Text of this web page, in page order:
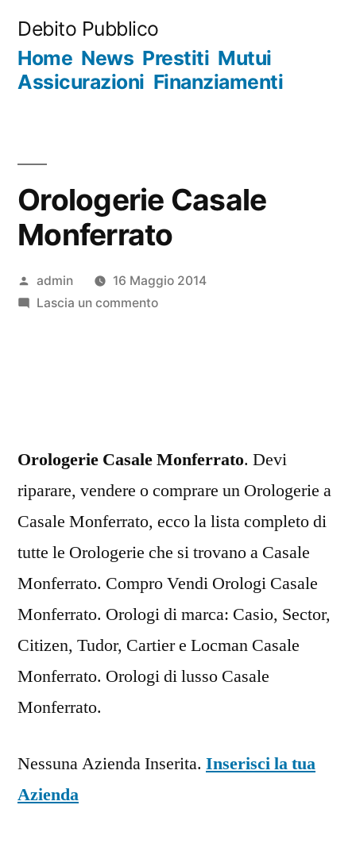
contenuto
Debito Pubblico
Home News Prestiti Mutui
Assicurazioni Finanziamenti
Orologerie Casale
Monferrato
Pubblicato
da
admin
16 Maggio 2014
Lascia un commentosu
Orologerie Casale Monferrato. Devi
riparare, vendere o comprare un Orologerie a
Casale Monferrato, ecco la lista completo di
tutte le Orologerie che si trovano a Casale
Monferrato. Compro Vendi Orologi Casale
Monferrato. Orologi di marca: Casio, Sector,
Citizen, Tudor, Cartier e Locman Casale
Monferrato. Orologi di lusso Casale
Monferrato.
Nessuna Azienda Inserita. Inserisci la tua
Azienda